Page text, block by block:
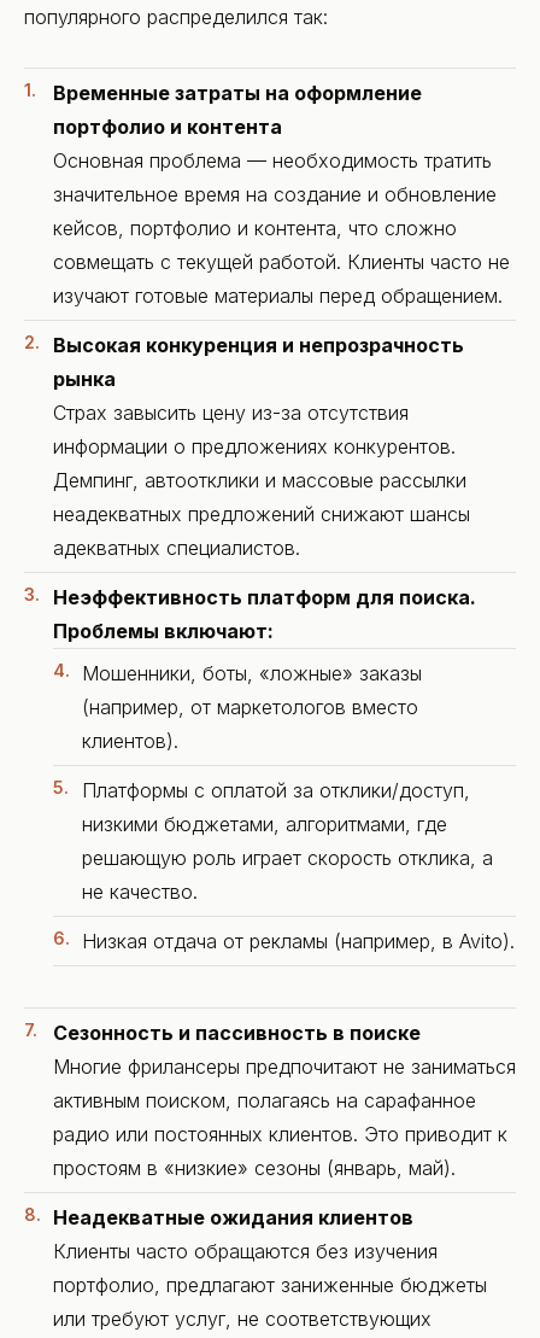
популярного распределился так:
Временные затраты на оформление
портфолио и контента
Основная проблема — необходимость тратить
значительное время на создание и обновление
кейсов, портфолио и контента, что сложно
совмещать с текущей работой. Клиенты часто не
изучают готовые материалы перед обращением.
Высокая конкуренция и непрозрачность
рынка
Страх завысить цену из-за отсутствия
информации о предложениях конкурентов.
Демпинг, автоотклики и массовые рассылки
неадекватных предложений снижают шансы
адекватных специалистов.
Неэффективность платформ для поиска.
Проблемы включают:
Мошенники, боты, «ложные» заказы
(например, от маркетологов вместо
клиентов).
Платформы с оплатой за отклики/доступ,
низкими бюджетами, алгоритмами, где
решающую роль играет скорость отклика, а
не качество.
Низкая отдача от рекламы (например, в Avito).
Сезонность и пассивность в поиске
Многие фрилансеры предпочитают не заниматься
активным поиском, полагаясь на сарафанное
радио или постоянных клиентов. Это приводит к
простоям в «низкие» сезоны (январь, май).
Неадекватные ожидания клиентов
Клиенты часто обращаются без изучения
портфолио, предлагают заниженные бюджеты
или требуют услуг, не соответствующих